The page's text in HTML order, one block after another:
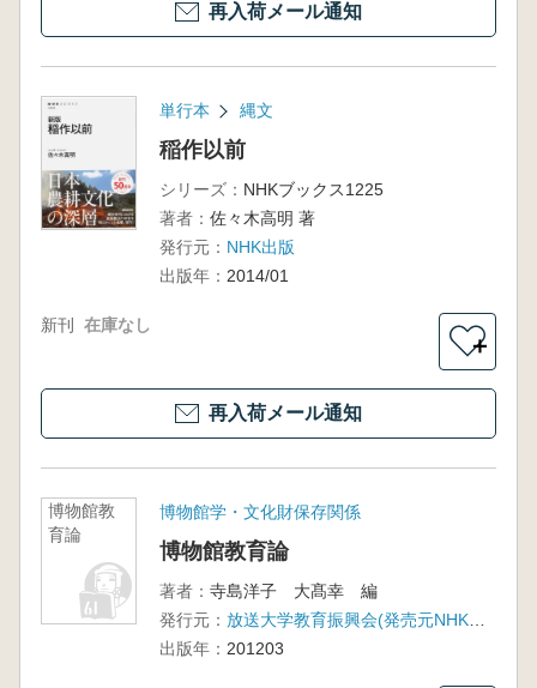
再入荷メール通知
単行本 縄文
稲作以前
シリーズ： NHKブックス1225
著者： 佐々木高明 著
発行元： NHK出版
出版年： 2014/01
新刊 在庫なし
＋
再入荷メール通知
博物館教
育論
博物館学・文化財保存関係
博物館教育論
著者： 寺島洋子 大髙幸 編
発行元：
放送大学教育振興会(発売元NHK出版)
出版年： 201203